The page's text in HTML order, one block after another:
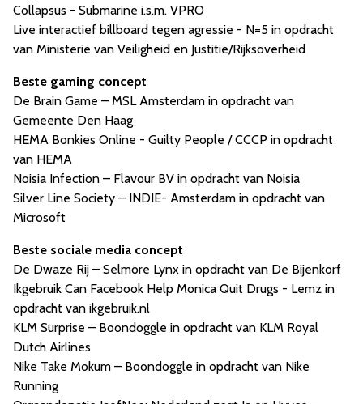
Collapsus - Submarine i.s.m. VPRO
Live interactief billboard tegen agressie - N=5 in opdracht
van Ministerie van Veiligheid en Justitie/Rijksoverheid
Beste gaming concept
De Brain Game – MSL Amsterdam in opdracht van
Gemeente Den Haag
HEMA Bonkies Online - Guilty People / CCCP in opdracht
van HEMA
Noisia Infection – Flavour BV in opdracht van Noisia
Silver Line Society – INDIE- Amsterdam in opdracht van
Microsoft
Beste sociale media concept
De Dwaze Rij – Selmore Lynx in opdracht van De Bijenkorf
Ikgebruik Can Facebook Help Monica Quit Drugs - Lemz in
opdracht van ikgebruik.nl
KLM Surprise – Boondoggle in opdracht van KLM Royal
Dutch Airlines
Nike Take Mokum – Boondoggle in opdracht van Nike
Running